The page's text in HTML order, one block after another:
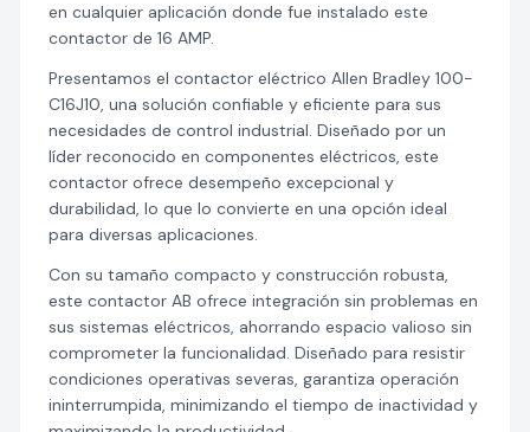
en cualquier aplicación donde fue instalado este
contactor de 16 AMP.
Presentamos el contactor eléctrico Allen Bradley 100-
C16J10, una solución confiable y eficiente para sus
necesidades de control industrial. Diseñado por un
líder reconocido en componentes eléctricos, este
contactor ofrece desempeño excepcional y
durabilidad, lo que lo convierte en una opción ideal
para diversas aplicaciones.
Con su tamaño compacto y construcción robusta,
este contactor AB ofrece integración sin problemas en
sus sistemas eléctricos, ahorrando espacio valioso sin
comprometer la funcionalidad. Diseñado para resistir
condiciones operativas severas, garantiza operación
ininterrumpida, minimizando el tiempo de inactividad y